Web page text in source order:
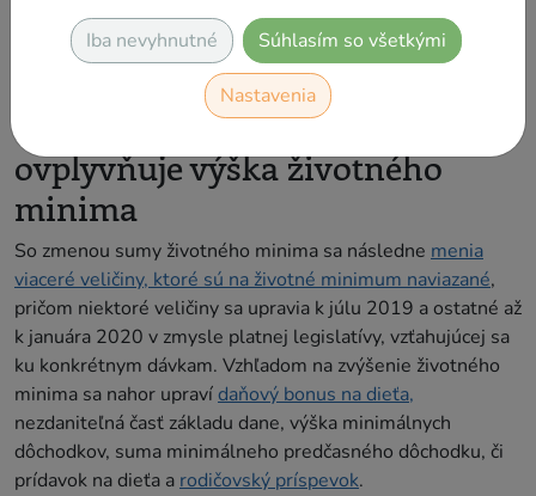
pri druhej posudzovanej osobe sa zvýši o 3,58 eura a pre
nezaopatrené dieťa o 2,35 eura.
Zvýšenie príspevkov, ktoré
ovplyvňuje výška životného
minima
So zmenou sumy životného minima sa následne menia
viaceré veličiny, ktoré sú na životné minimum naviazané,
pričom niektoré veličiny sa upravia k júlu 2019 a ostatné až
k januára 2020 v zmysle platnej legislatívy, vzťahujúcej sa
ku konkrétnym dávkam. Vzhľadom na zvýšenie životného
minima sa nahor upravídaňový bonus na dieťa,
nezdaniteľná časť základu dane, výška minimálnych
dôchodkov, suma minimálneho predčasného dôchodku, či
prídavok na dieťa a rodičovský príspevok.
Iba nevyhnutné Súhlasím so všetkými
Nastavenia